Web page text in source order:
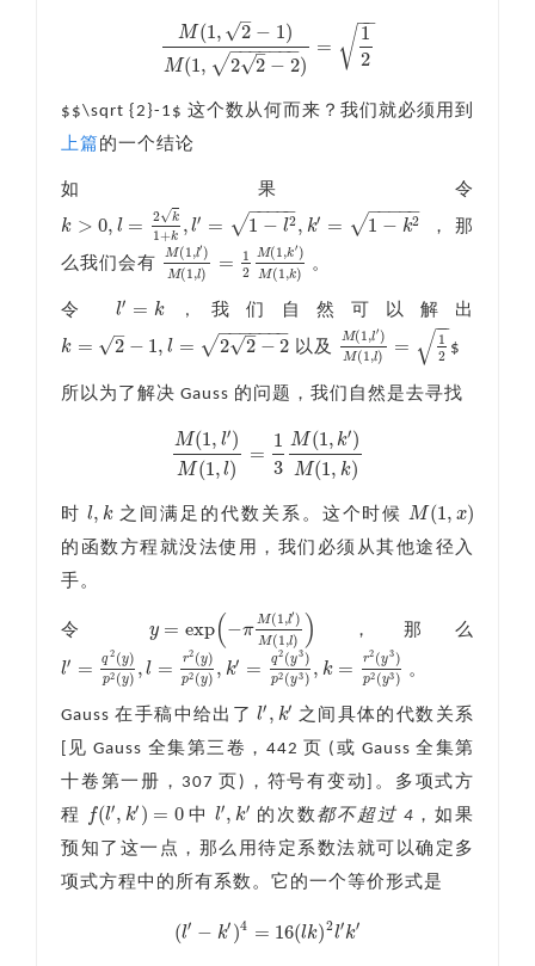
M(1, 2
–
√ − 1)
M(1 , 2 2
–
√ − 2
− −
−−−−−
√ )
=
1
2
−
−
√
M(1,2−1)M(1,22− 2)= 1 2
$$\sqrt {2}-1$ 这个数从何而来？我们就必须用到
上篇 的一个结论
如果令
k > 0, l = 2 k
√
1+k
, l′ = 1 − l2
− −
−−−
√ , k′ = 1 − k2
− −
−−−
√
k> 0, =2 k 1+k ,l′=1−l 2 k′= 1−k2 ，那
么我们会有
M(1,l′ )
M(1,l) =
1
2
M(1,k′ )
M(1,k)
M(1,l′) M(1 ,l) =12M( 1,
。
令l′ = k
l′ k , 我们自然可以解出
k = 2
–
√ − 1, l = 2 2
–
√ − 2
− −
−−−−−
√
k= 2− 1,l =22− 2 以及
M(1,l′ )
M(1,l) =
1
2
−
−
√
M(1,l′)M(1 ,l) =1 2
$
所以为了解决 Gauss 的问题，我们自然是去寻找
M(1, l′)
M(1 , l)
=
1
3
M(1, k′)
M(1 , k)
M(1,l′)M( 1,l) =13M(1,k′)M
时 l, k
l,k 之间满足的代数关系。这个时候M(1 , x)
M( 1,x )
的函数方程就没法使用，我们必须从其他途径入
手。
令 y = exp(−π
M(1,l′ )
M(1,l) )
y=exp(−π M(1, ′)M(1,l )) ，那么
l′ = q2 (y)
p2 (y)
, l = r2 (y)
p2 (y)
, k′ = q2 (y3)
p2 (y3 )
, k = r2 (y3)
p2 (y3 )
l′ q2 (y)p2 (y) ,l= 2(y)p 2(y ,k =q2(y3) p2(y 3),k=r2 (y
。
Gauss 在手稿中给出了l′ , k′
l′ k ′
之间具体的代数关系
[见 Gauss 全集第三卷，442 页 (或 Gauss 全集第
十卷第一册，307 页)，符号有变动]。多项式方
程
f(l′, k′ ) = 0
f( l′, k′ )= 0 中l′, k′
l′ ,k′ 的次数都不超过 4 ，如果
预知了这一点，那么用待定系数法就可以确定多
项式方程中的所有系数。它的一个等价形式是
(l′ − k′ )4 = 16(lk)2l′k′
(l −k ′) =16(lk)2l′k